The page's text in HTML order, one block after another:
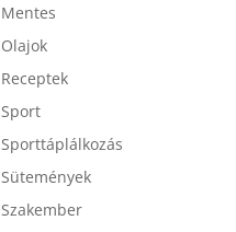
Italok
Mentes
Olajok
Receptek
Sport
Sporttáplálkozás
Sütemények